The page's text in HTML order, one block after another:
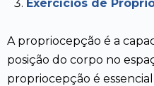
Exercícios de
A propriocepção é a
posição do corpo no
propriocepção é